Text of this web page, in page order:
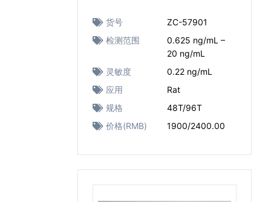
货号
ZC-57901
检测范围
0.625 ng/mL –
20 ng/mL
灵敏度
0.22 ng/mL
应用
Rat
规格
48T/96T
价格(RMB)
1900/2400.00